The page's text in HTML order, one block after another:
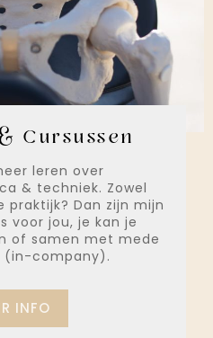
Cursussen
leren over
& techniek. Zowel
praktijk? Dan zijn mijn
voor jou, je kan je
of samen met mede
(in-company).
INFO